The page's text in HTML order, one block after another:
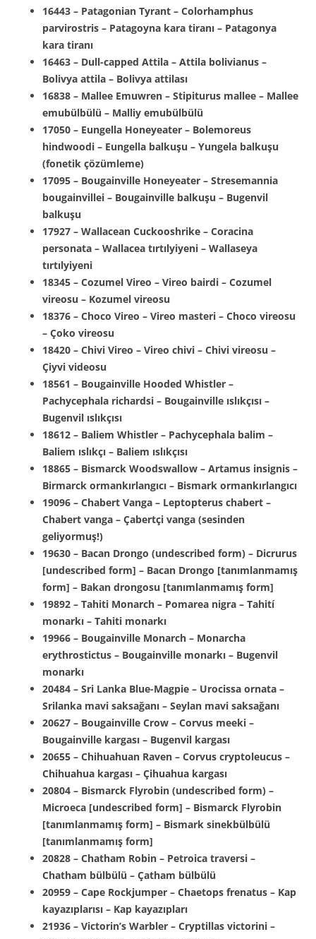
16443 – Patagonian Tyrant – Colorhamphus
parvirostris – Patagoyna kara tiranı – Patagonya
kara tiranı
16463 – Dull-capped Attila – Attila bolivianus –
Bolivya attila – Bolivya attilası
16838 – Mallee Emuwren – Stipiturus mallee – Mallee
emubülbülü – Malliy emubülbülü
17050 – Eungella Honeyeater – Bolemoreus
hindwoodi – Eungella balkuşu – Yungela balkuşu
(fonetik çözümleme)
17095 – Bougainville Honeyeater – Stresemannia
bougainvillei – Bougainville balkuşu – Bugenvil
balkuşu
17927 – Wallacean Cuckooshrike – Coracina
personata – Wallacea tırtılyiyeni – Wallaseya
tırtılyiyeni
18345 – Cozumel Vireo – Vireo bairdi – Cozumel
vireosu – Kozumel vireosu
18376 – Choco Vireo – Vireo masteri – Choco vireosu
– Çoko vireosu
18420 – Chivi Vireo – Vireo chivi – Chivi vireosu –
Çiyvi videosu
18561 – Bougainville Hooded Whistler –
Pachycephala richardsi – Bougainville ıslıkçısı –
Bugenvil ıslıkçısı
18612 – Baliem Whistler – Pachycephala balim –
Baliem ıslıkçı – Baliem ıslıkçısı
18865 – Bismarck Woodswallow – Artamus insignis –
Birmarck ormankırlangıcı – Bismark ormankırlangıcı
19096 – Chabert Vanga – Leptopterus chabert –
Chabert vanga – Çabertçi vanga (sesinden
geliyormuş!)
19630 – Bacan Drongo (undescribed form) – Dicrurus
[undescribed form] – Bacan Drongo [tanımlanmamış
form] – Bakan drongosu [tanımlanmamış form]
19892 – Tahiti Monarch – Pomarea nigra – Tahití
monarkı – Tahiti monarkı
19966 – Bougainville Monarch – Monarcha
erythrostictus – Bougainville monarkı – Bugenvil
monarkı
20484 – Sri Lanka Blue-Magpie – Urocissa ornata –
Srilanka mavi saksağanı – Seylan mavi saksağanı
20627 – Bougainville Crow – Corvus meeki –
Bougainville kargası – Bugenvil kargası
20655 – Chihuahuan Raven – Corvus cryptoleucus –
Chihuahua kargası – Çihuahua kargası
20804 – Bismarck Flyrobin (undescribed form) –
Microeca [undescribed form] – Bismarck Flyrobin
[tanımlanmamış form] – Bismark sinekbülbülü
[tanımlanmamış form]
20828 – Chatham Robin – Petroica traversi –
Chatham bülbülü – Çatham bülbülü
20959 – Cape Rockjumper – Chaetops frenatus – Kap
kayazıplarısı – Kap kayazıpları
21936 – Victorin’s Warbler – Cryptillas victorini –